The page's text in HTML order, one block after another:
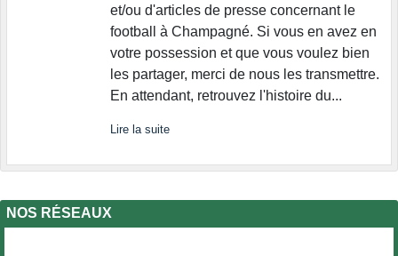
et/ou d'articles de presse concernant le
football à Champagné. Si vous en avez en
votre possession et que vous voulez bien
les partager, merci de nous les transmettre.
En attendant, retrouvez l'histoire du...
Lire la suite
NOS RÉSEAUX